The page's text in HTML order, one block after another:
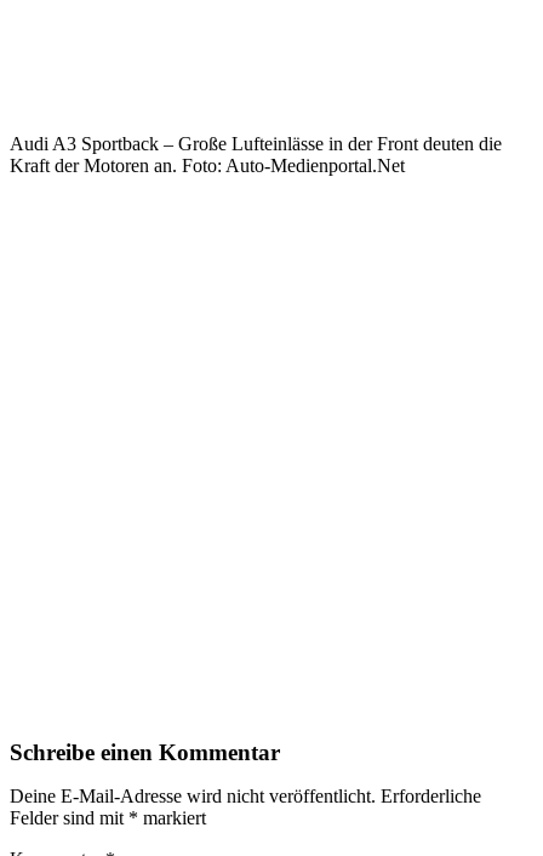
Audi A3 Sportback – Große Lufteinlässe in der Front deuten die
Kraft der Motoren an. Foto: Auto-Medienportal.Net
Schreibe einen Kommentar
Deine E-Mail-Adresse wird nicht veröffentlicht. Erforderliche
Felder sind mit * markiert